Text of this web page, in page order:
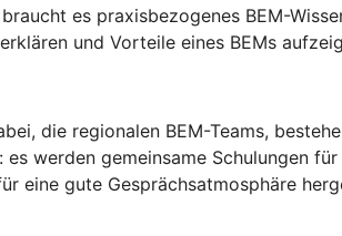
es praxisbezogenes BEM-
und Vorteile eines BEMs
die regionalen BEM-Teams,
werden gemeinsame Schulungen
eine gute Gesprächsatmosphäre